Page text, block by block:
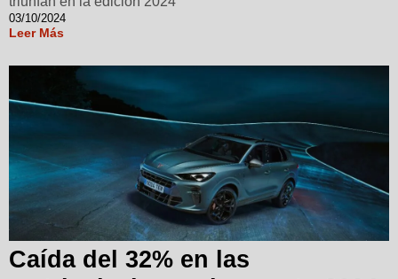
03/10/2024
Leer Más
Caída del 32% en las